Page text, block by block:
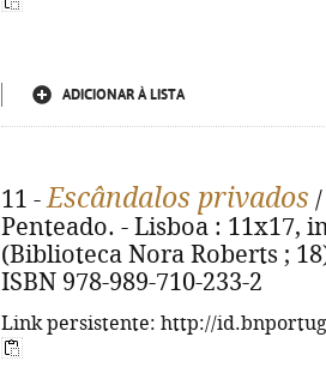
ADICIONAR À LISTA
11 -Escândalos privados
Penteado. - Lisboa : 11x17,
(Biblioteca Nora Roberts ;
ISBN 978-989-710-233-2
Link persistente: http://